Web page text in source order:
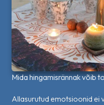
Mida hingamisrännak võib
Allasurutud emotsioonid ei